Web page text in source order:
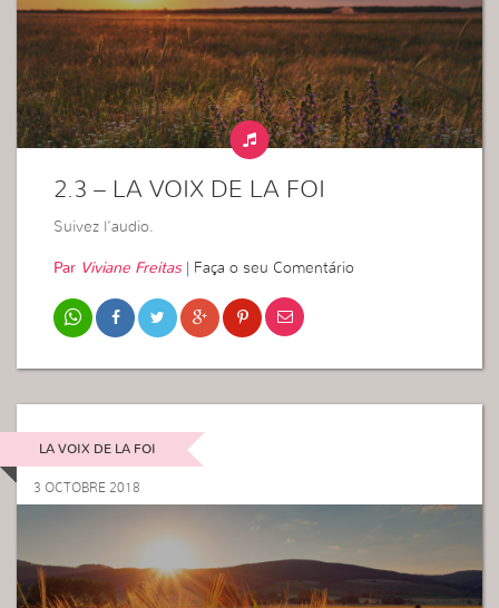
2.3 – LA VOIX DE LA FOI
Suivez l’audio.
Par Viviane Freitas| Faça o seu Comentário
LA VOIX DE LA FOI
3 OCTOBRE 2018